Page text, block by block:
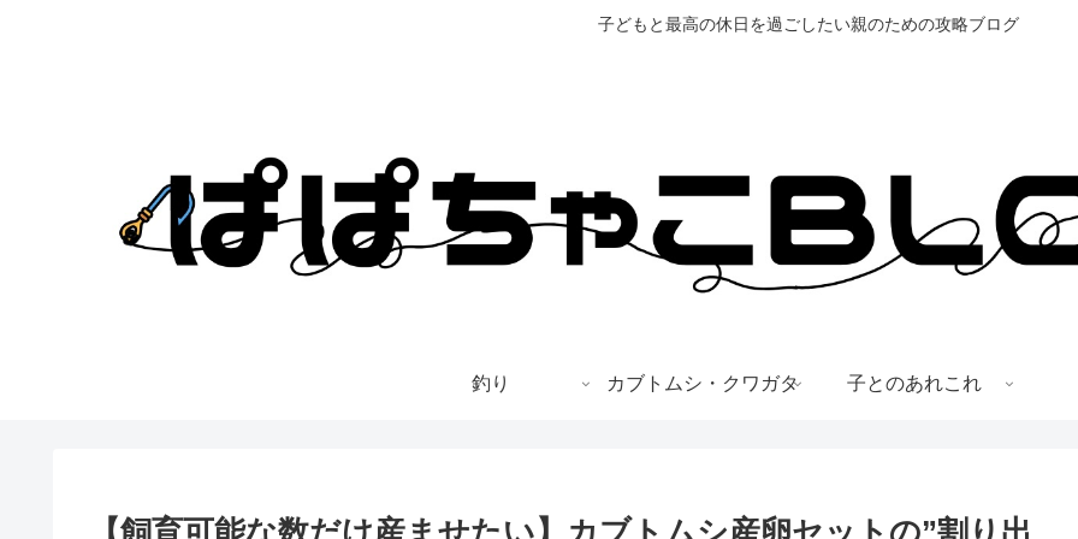
子どもと最高の休日を過ごしたい親のための攻略ブログ
釣り カブトムシ・クワガタ 子とのあれこれ